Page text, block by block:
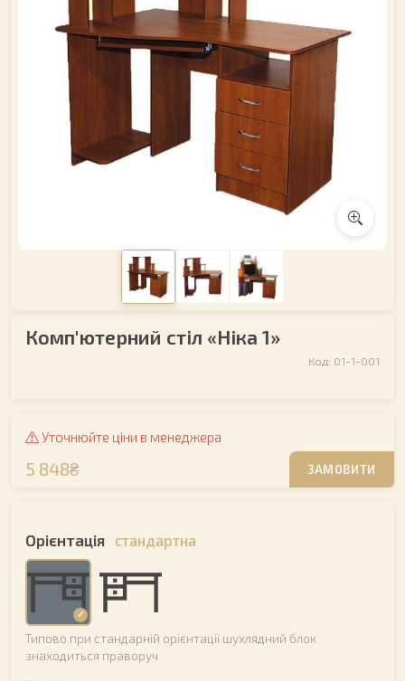
Комп'ютерний стіл «Ніка 1»
Код: 01-1-001
Уточнюйте ціни в менеджера
5 848₴ ЗАМОВИТИ
Орієнтація стандартна
Типово при стандарній орієнтації шухлядний блок
знаходиться праворуч